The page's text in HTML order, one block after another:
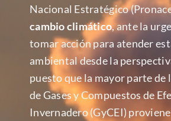
Nacional Estratégico
cambio climático, ante la
tomar acción para atender
ambiental desde la
puesto que la mayor parte de
de Gases y Compuestos de
Invernadero (GyCEI)